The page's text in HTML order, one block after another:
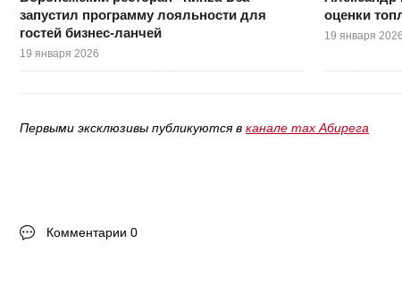
запустил программу лояльности для
гостей бизнес-ланчей
19 января 2026
оценки
19 января 2026
Первыми эксклюзивы публикуются в канале max Абирега
Комментарии 0